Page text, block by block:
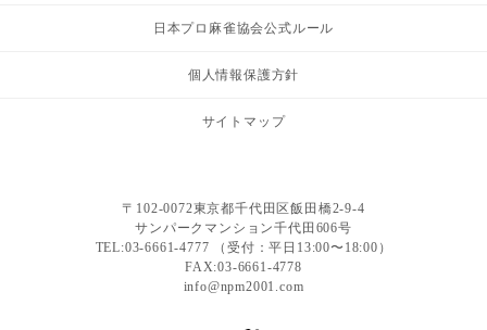
日本プロ麻雀協会公式ルール
個人情報保護方針
サイトマップ
〒102-0072東京都千代田区飯田橋2-9-4
サンパークマンション千代田606号
TEL:03-6661-4777 （受付：平日13:00〜18:00）
FAX:03-6661-4778
info@npm2001.com